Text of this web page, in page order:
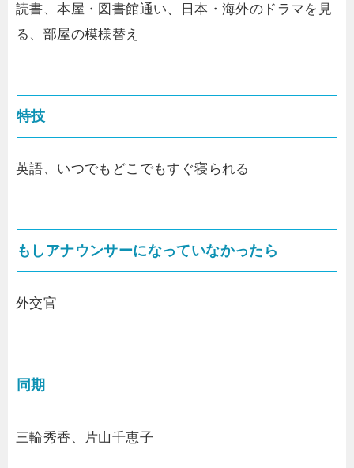
読書、本屋・図書館通い、日本・海外のドラマを見
る、部屋の模様替え
特技
英語、いつでもどこでもすぐ寝られる
もしアナウンサーになっていなかったら
外交官
同期
三輪秀香、片山千恵子